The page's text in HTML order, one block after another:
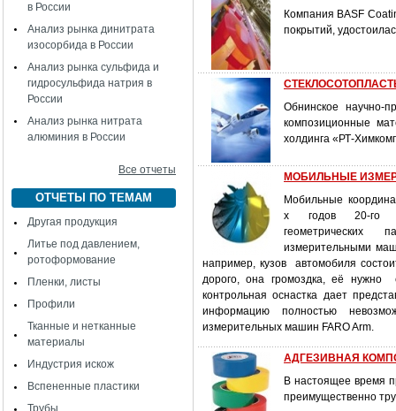
в России
Анализ рынка динитрата
изосорбида в России
Анализ рынка сульфида и
гидросульфида натрия в
России
Анализ рынка нитрата
алюминия в России
Все отчеты
ОТЧЕТЫ ПО ТЕМАМ
Другая продукция
Литье под давлением,
ротоформование
Пленки, листы
Профили
Тканные и нетканные
материалы
Индустрия искож
Вспененные пластики
Трубы
Компания BASF
покрытий,
Обнинское научно-
композиционные
холдинга «РТ-
МОБИЛЬНЫЕ
Мобильные
х годов 20-го
геометрических
измерительными
например, кузов автомобиля
дорого, она громоздка, её нужно
контрольная оснастка дает
информацию полностью
измерительных машин FARO Arm.
АДГЕЗИВНАЯ
В настоящее время
преимущественно